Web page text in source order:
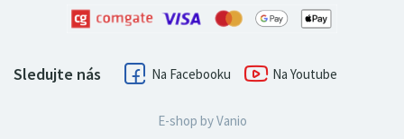
Sledujte nás Facebook Youtube
E-shop byVanio